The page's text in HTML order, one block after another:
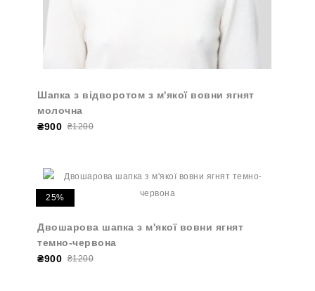
Шапка з відворотом з м'якої вовни ягнят
молочна
₴900 ₴1200
25%
Двошарова шапка з м'якої вовни ягнят
темно-червона
₴900 ₴1200